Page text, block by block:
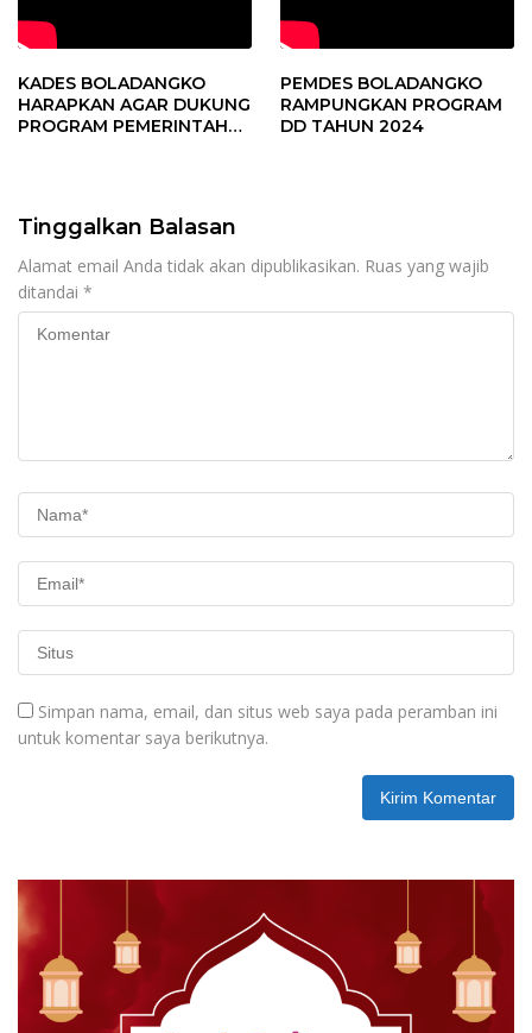
KADES BOLADANGKO
HARAPKAN AGAR DUKUNG
PROGRAM PEMERINTAH
PEMDES BOLADANGKO
RAMPUNGKAN PROGRAM
DD TAHUN 2024
Tinggalkan Balasan
Alamat email Anda tidak akan dipublikasikan. Ruas yang wajib
ditandai *
Simpan nama, email, dan situs web saya pada peramban ini
untuk komentar saya berikutnya.